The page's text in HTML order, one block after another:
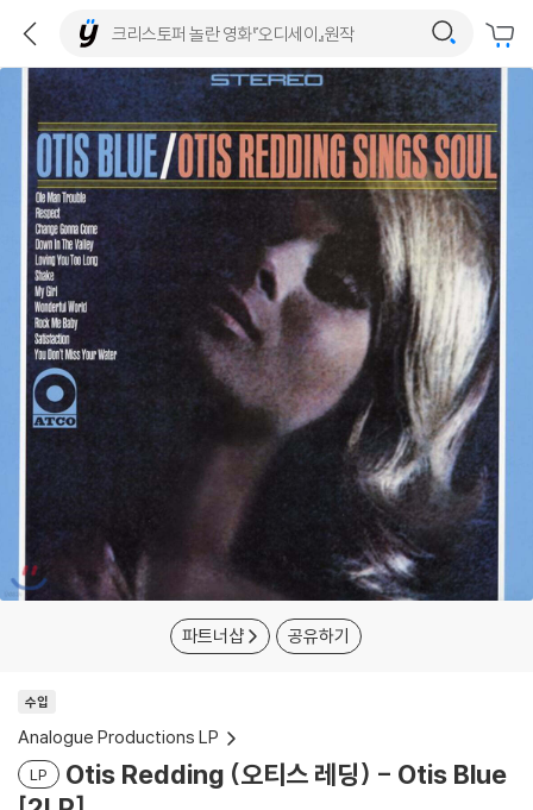
파트너샵 공유하기
수입
Analogue Productions LP
LP
Otis Redding (오티스 레딩) - Otis Blue